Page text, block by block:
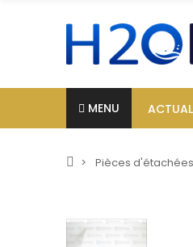
MENU
Pièces d'étachées